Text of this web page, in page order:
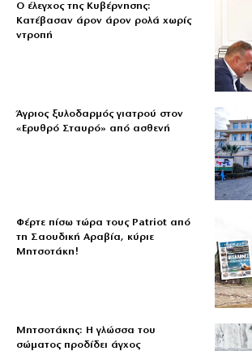
Ο έλεγχος της Κυβέρνησης:
Κατέβασαν άρον άρον ρολά χωρίς
ντροπή
Άγριος ξυλοδαρμός γιατρού στον
«Ερυθρό Σταυρό» από ασθενή
Φέρτε πίσω τώρα τους Patriot από
τη Σαουδική Αραβία, κύριε
Μητσοτάκη!
Μητσοτάκης: Η γλώσσα του
σώματος προδίδει άγχος